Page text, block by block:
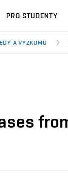
PRO STUDENTY
A VÝZKUMU